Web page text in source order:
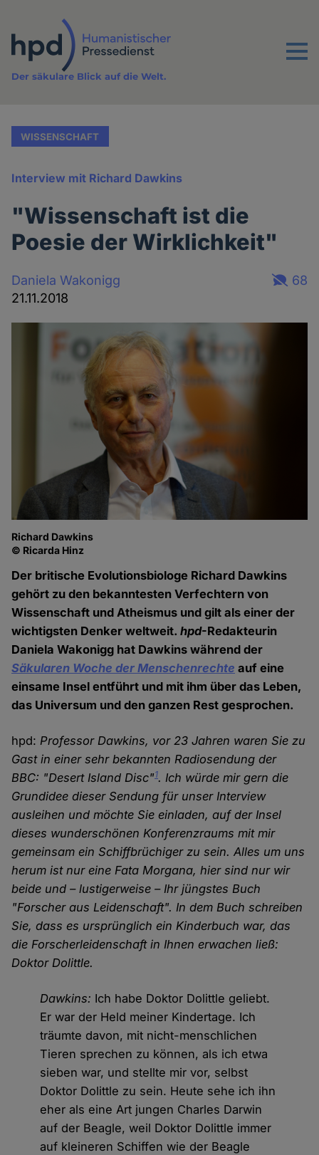
Inhalt
Menu
Der säkulare Blick auf die Welt.
WISSENSCHAFT
Interview mit Richard Dawkins
"Wissenschaft ist die
Poesie der Wirklichkeit"
Daniela Wakonigg
21.11.2018
68
Richard Dawkins
© Ricarda Hinz
Der britische Evolutionsbiologe Richard Dawkins
gehört zu den bekanntesten Verfechtern von
Wissenschaft und Atheismus und gilt als einer der
wichtigsten Denker weltweit.hpd-Redakteurin
Daniela Wakonigg hat Dawkins während der
Säkularen Woche der Menschenrechte auf eine
einsame Insel entführt und mit ihm über das Leben,
das Universum und den ganzen Rest gesprochen.
hpd: Professor Dawkins, vor 23 Jahren waren Sie zu
Gast in einer sehr bekannten Radiosendung der
BBC: "Desert Island Disc"1. Ich würde mir gern die
Grundidee dieser Sendung für unser Interview
ausleihen und möchte Sie einladen, auf der Insel
dieses wunderschönen Konferenzraums mit mir
gemeinsam ein Schiffbrüchiger zu sein. Alles um uns
herum ist nur eine Fata Morgana, hier sind nur wir
beide und – lustigerweise – Ihr jüngstes Buch
"Forscher aus Leidenschaft". In dem Buch schreiben
Sie, dass es ursprünglich ein Kinderbuch war, das
die Forscherleidenschaft in Ihnen erwachen ließ:
Doktor Dolittle.
Dawkins: Ich habe Doktor Dolittle geliebt.
Er war der Held meiner Kindertage. Ich
träumte davon, mit nicht-menschlichen
Tieren sprechen zu können, als ich etwa
sieben war, und stellte mir vor, selbst
Doktor Dolittle zu sein. Heute sehe ich ihn
eher als eine Art jungen Charles Darwin
auf der Beagle, weil Doktor Dolittle immer
auf kleineren Schiffen wie der Beagle